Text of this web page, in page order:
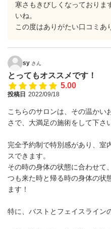
寒さもきびしくなっておりま
いね。
この度はありがたい口コミあ
sy さん
とってもオススメです！
5.00
投稿日 2022/09/18
こちらのサロンは、その温かい
さで、大満足の施術をして下さ
完全予約制で特別感があり、室
スできます。
その時の身体の状態に合わせて
つも来た時と帰る時の身体の状
ます！
特に、バストとフェイスライン